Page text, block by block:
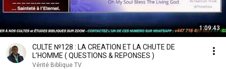
1:09:43
CULTE №128 : LA CREATION ET LA CHUTE DE
L’HOMME ( QUESTIONS & REPONSES )
Vérité Biblique TV